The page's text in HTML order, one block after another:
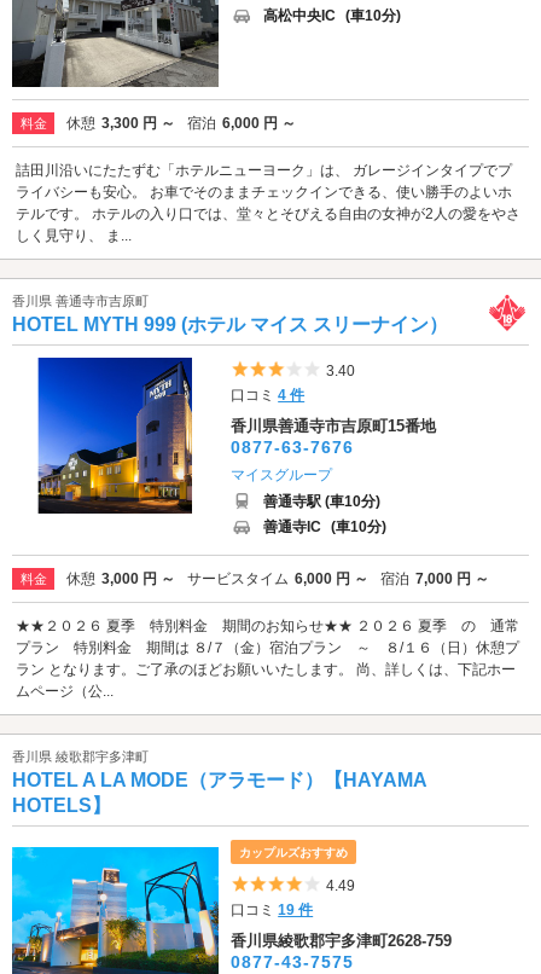
高松中央IC (車10分)
料金 休憩 3,300 円 ～ 宿泊 6,000 円 ～
詰田川沿いにたたずむ「ホテルニューヨーク」は、 ガレージインタイプでプ
ライバシーも安心。 お車でそのままチェックインできる、使い勝手のよいホ
テルです。 ホテルの入り口では、堂々とそびえる自由の女神が2人の愛をやさ
しく見守り、 ま...
香川県 善通寺市吉原町
HOTEL MYTH 999 (ホテル マイス スリーナイン）
5つ星のうち3
3.40
口コミ4 件
香川県善通寺市吉原町15番地
0877-63-7676
マイスグループ
善通寺駅 (車10分)
善通寺IC (車10分)
料金 休憩 3,000 円 ～ サービスタイム 6,000 円 ～ 宿泊 7,000 円 ～
★★２０２６ 夏季 特別料金 期間のお知らせ★★ ２０２６ 夏季 の 通常
プラン 特別料金 期間は ８/７（金）宿泊プラン ～ ８/１６（日）休憩プ
ラン となります。ご了承のほどお願いいたします。 尚、詳しくは、下記ホー
ムページ（公...
香川県 綾歌郡宇多津町
HOTEL A LA MODE（アラモード）【HAYAMA
HOTELS】
カップルズおすすめ
5つ星のうち4
4.49
口コミ19 件
香川県綾歌郡宇多津町2628-759
0877-43-7575